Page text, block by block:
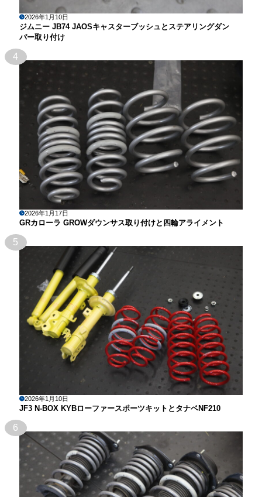
2026年1月10日
ジムニー JB74 JAOSキャスターブッシュとステアリングダン
パー取り付け
4
2026年1月17日
GRカローラ GROWダウンサス取り付けと四輪アライメント
5
2026年1月10日
JF3 N-BOX KYBローファースポーツキットとタナベNF210
6